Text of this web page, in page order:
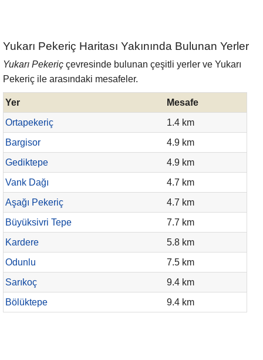
Yukarı Pekeriç Haritası Yakınında Bulunan Yerler
Yukarı Pekeriç çevresinde bulunan çeşitli yerler ve Yukarı
Pekeriç ile arasındaki mesafeler.
Yer
Mesafe
Ortapekeriç
1.4 km
Bargisor
4.9 km
Gediktepe
4.9 km
Vank Dağı
4.7 km
Aşağı Pekeriç
4.7 km
Büyüksivri Tepe
7.7 km
Kardere
5.8 km
Odunlu
7.5 km
Sarıkoç
9.4 km
Bölüktepe
9.4 km